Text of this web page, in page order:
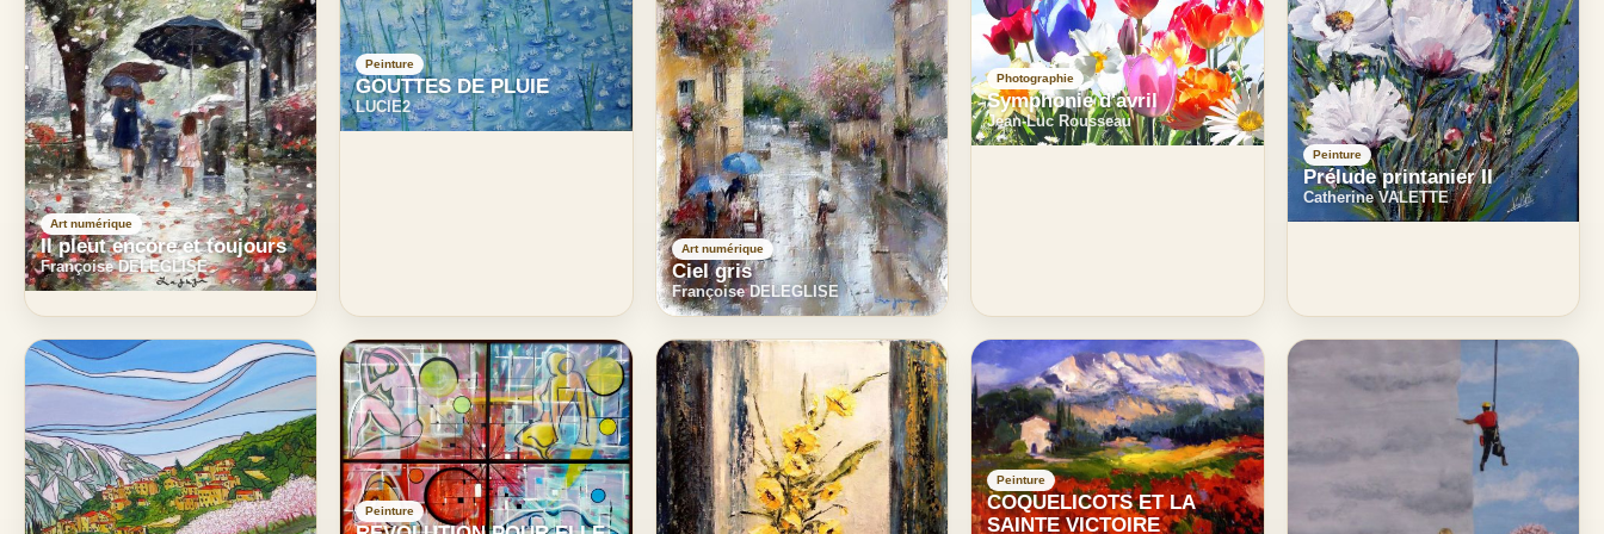
Art numérique
Il pleut encore et toujours
Françoise DELEGLISE
Peinture
GOUTTES DE PLUIE
LUCIE2
Art numérique
Ciel gris
Françoise DELEGLISE
Photographie
Symphonie d'avril
Jean-Luc Rousseau
Peinture
Prélude printanier II
Catherine VALETTE
Peinture
Peinture
COQUELICOTS ET LA
SAINTE VICTOIRE